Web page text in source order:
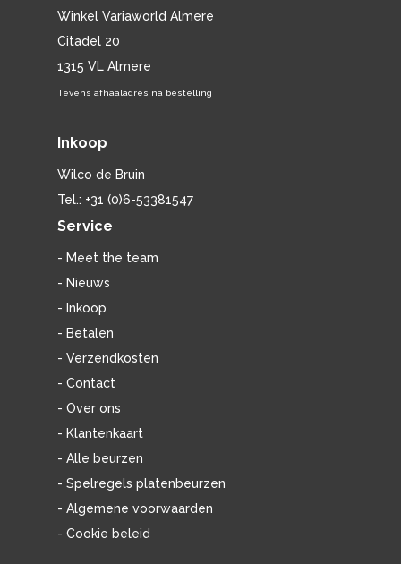
Winkel Variaworld Almere
Citadel 20
1315 VL Almere
Tevens afhaaladres na bestelling
Inkoop
Wilco de Bruin
Tel.: +31 (0)6-53381547
Service
- Meet the team
- Nieuws
- Inkoop
- Betalen
- Verzendkosten
- Contact
- Over ons
- Klantenkaart
- Alle beurzen
- Spelregels platenbeurzen
- Algemene voorwaarden
- Cookie beleid